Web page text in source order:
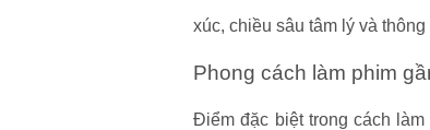
xúc, chiều sâu tâm lý và
Phong cách làm phim
Điểm đặc biệt trong cách